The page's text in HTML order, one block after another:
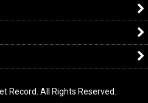
Record. All Rights Reserved.